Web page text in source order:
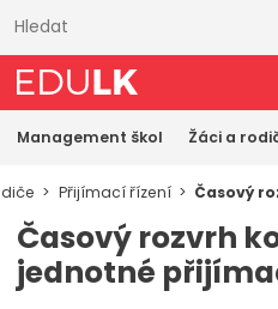
obsahu
Management škol Žáci a
Přijímací řízení Časový
Časový rozvrh
jednotné